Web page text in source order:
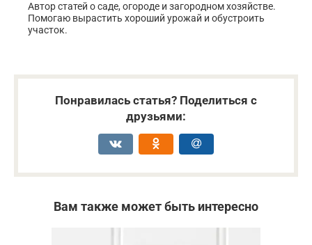
Автор статей о саде, огороде и загородном хозяйстве.
Помогаю вырастить хороший урожай и обустроить
участок.
Понравилась статья? Поделиться с
друзьями:
Вам также может быть интересно